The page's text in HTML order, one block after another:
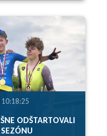
ODŠTARTOVALI